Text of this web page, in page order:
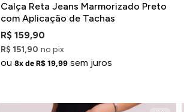
Calça Reta Jeans Marmorizado Preto
com Aplicação de Tachas
R$ 159,90
R$ 151,90 no pix
ou8x de R$ 19,99 sem juros